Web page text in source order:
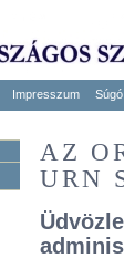
Impresszum Súgó
AZ
URN